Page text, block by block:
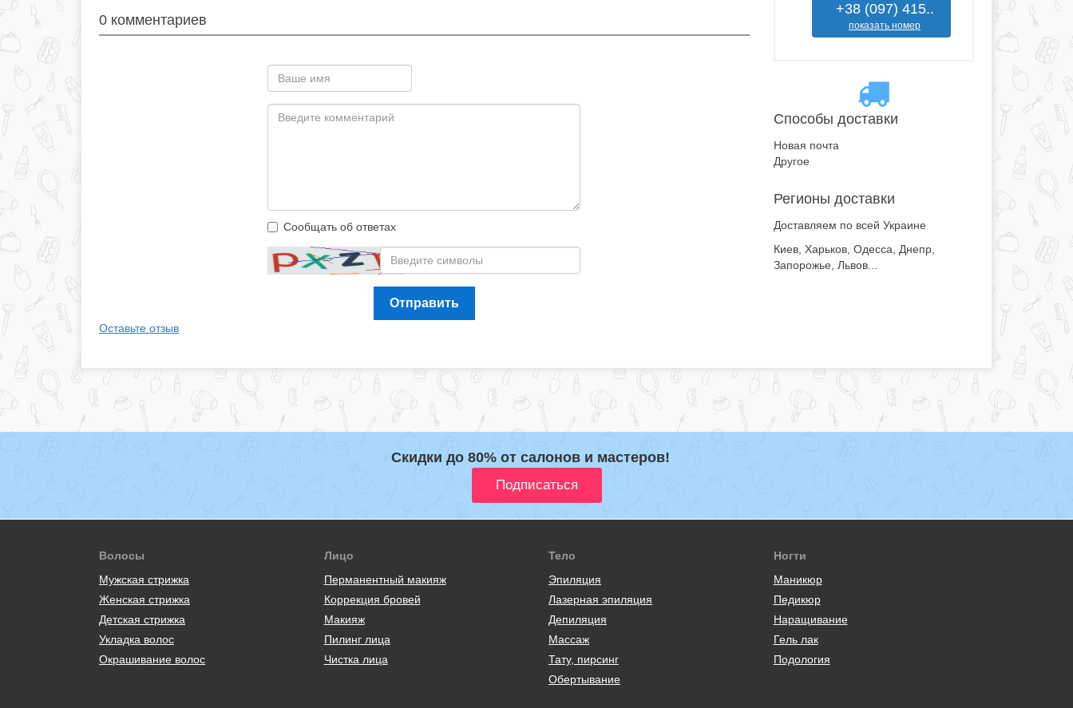
0 комментариев
Сообщать об ответах
Отправить
Оставьте отзыв
+38 (097) 415..
показать номер
Способы доставки
Новая почта
Другое
Регионы доставки
Доставляем по всей Украине
Киев, Харьков, Одесса, Днепр,
Запорожье, Львов...
Скидки до 80% от салонов и мастеров!
Волосы
Мужская стрижка
Женская стрижка
Детская стрижка
Укладка волос
Окрашивание волос
Лицо
Перманентный макияж
Коррекция бровей
Макияж
Пилинг лица
Чистка лица
Тело
Эпиляция
Лазерная эпиляция
Депиляция
Массаж
Тату, пирсинг
Обертывание
Ногти
Маникюр
Педикюр
Наращивание
Гель лак
Подология